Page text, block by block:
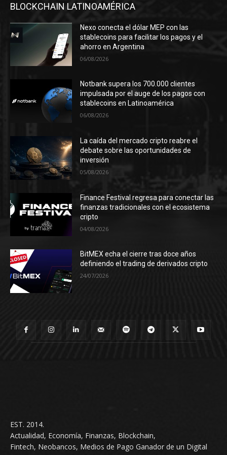
BLOCKCHAIN LATINOAMÉRICA
Nexo conecta el dólar MEP con las
stablecoins para facilitar los pagos y el
ahorro en Argentina
06/08/2026
Notbank supera los 700.000 clientes
impulsada por el auge de los pagos con
stablecoins en Latinoamérica
06/08/2026
La caída del mercado cripto reabre el
debate sobre las oportunidades de
inversión
05/08/2026
Finance Festival regresa para conectar las
finanzas tradicionales con el ecosistema
cripto
04/08/2026
BitMEX echa el cierre tras doce años
definiendo el trading de derivados cripto
24/07/2026
EST. 2014.
Actualidad, Economía, Finanzas, Blockchain,
Fintech, Neobancos, Medios de Pago Ganador de un Digital